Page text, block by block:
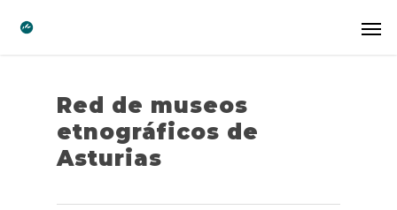
Red de museos
etnográficos de
Asturias